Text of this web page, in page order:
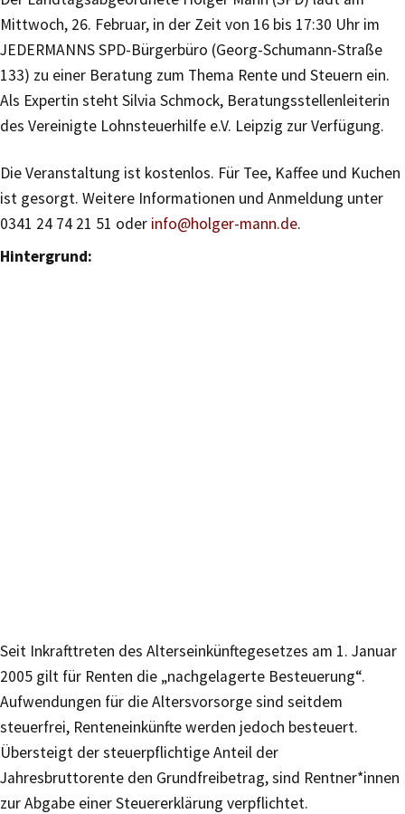
Mittwoch, 26. Februar, in der Zeit von 16 bis 17:30 Uhr im
JEDERMANNS SPD-Bürgerbüro (Georg-Schumann-Straße
133) zu einer Beratung zum Thema Rente und Steuern ein.
Als Expertin steht Silvia Schmock, Beratungsstellenleiterin
des Vereinigte Lohnsteuerhilfe e.V. Leipzig zur Verfügung.
Die Veranstaltung ist kostenlos. Für Tee, Kaffee und Kuchen
ist gesorgt. Weitere Informationen und Anmeldung unter
0341 24 74 21 51 oder info@holger-mann.de.
Hintergrund:
Seit Inkrafttreten des Alterseinkünftegesetzes am 1. Januar
2005 gilt für Renten die „nachgelagerte Besteuerung“.
Aufwendungen für die Altersvorsorge sind seitdem
steuerfrei, Renteneinkünfte werden jedoch besteuert.
Übersteigt der steuerpflichtige Anteil der
Jahresbruttorente den Grundfreibetrag, sind Rentner*innen
zur Abgabe einer Steuererklärung verpflichtet.